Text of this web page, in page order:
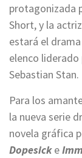
protagonizada
Short, y la
estará el
elenco
Sebastian Stan.
Para los
la nueva serie
novela gráfica
Dopesicke